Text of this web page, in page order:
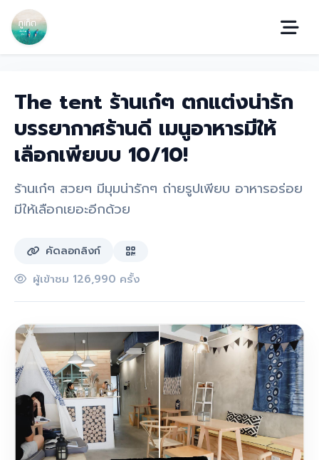
The tent ร้านเก๋ๆ ตกแต่งน่ารัก
บรรยากาศร้านดี เมนูอาหารมีให้
เลือกเพียบบ 10/10!
ร้านเก๋ๆ สวยๆ มีมุมน่ารักๆ ถ่ายรูปเพียบ อาหารอร่อย
มีให้เลือกเยอะอีกด้วย
คัดลอกลิงก์
ผู้เข้าชม 126,990 ครั้ง